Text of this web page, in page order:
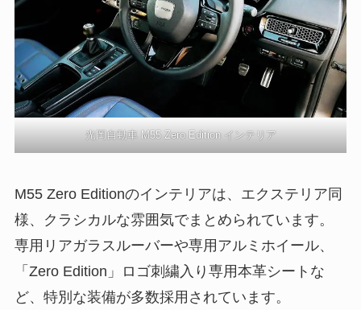
光岡自動車 M55 Zero Edition インテリア
M55 Zero Editionのインテリアは、エクステリア同
様、クラシカルな雰囲気でまとめられています。
専用リアガラスルーバーや専用アルミホイール、
「Zero Edition」ロゴ刺繍入り専用本革シートな
ど、特別な装備が多数採用されています。